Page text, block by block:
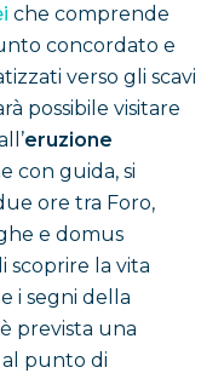
che comprende
concordato e
verso gli scavi
possibile visitare
eruzione
con guida, si
ore tra Foro,
e domus
scoprire la vita
i segni della
prevista una
punto di